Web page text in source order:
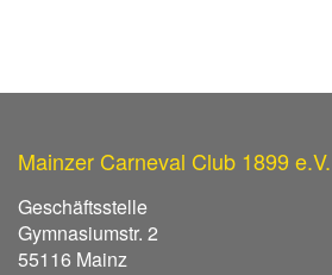
Mainzer Carneval Club 1899 e.V.
Geschäftsstelle
Gymnasiumstr. 2
55116 Mainz